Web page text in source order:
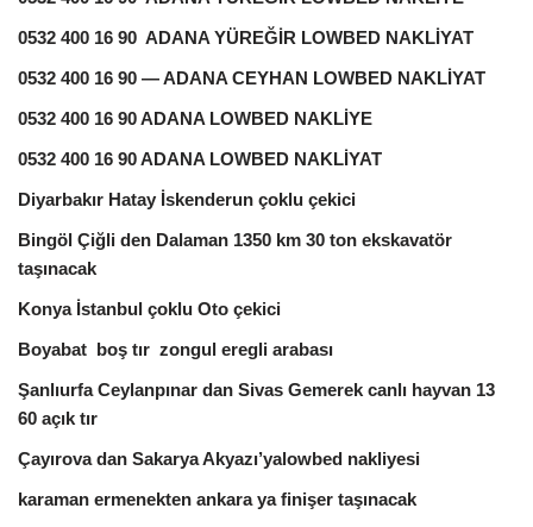
0532 400 16 90 ADANA YÜREĞİR LOWBED NAKLİYAT
0532 400 16 90 — ADANA CEYHAN LOWBED NAKLİYAT
0532 400 16 90 ADANA LOWBED NAKLİYE
0532 400 16 90 ADANA LOWBED NAKLİYAT
Diyarbakır Hatay İskenderun çoklu çekici
Bingöl Çiğli den Dalaman 1350 km 30 ton ekskavatör
taşınacak
Konya İstanbul çoklu Oto çekici
Boyabat boş tır zongul eregli arabası
Şanlıurfa Ceylanpınar dan Sivas Gemerek canlı hayvan 13
60 açık tır
Çayırova dan Sakarya Akyazı’yalowbed nakliyesi
karaman ermenekten ankara ya finişer taşınacak